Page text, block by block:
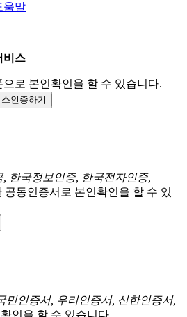
움말
비스
으로 본인확인을 할 수 있습니다.
인증하기
한국정보인증, 한국전자인증,
공동인증서로 본인확인을 할 수 있
민인증서, 우리인증서, 신한인증서,